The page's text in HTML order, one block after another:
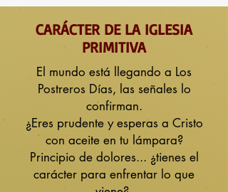
CARÁCTER DE LA IGLESIA
PRIMITIVA
El mundo está llegando a Los
Postreros Días, las señales lo
confirman.
¿Eres prudente y esperas a Cristo
con aceite en tu lámpara?
Principio de dolores... ¿tienes el
carácter para enfrentar lo que